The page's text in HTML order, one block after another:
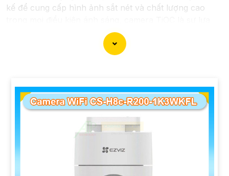
kế để cung cấp hình ảnh sắt nét và chất lượng cao
chọn lý tưởng để bảo vệ ngôi nhà hay doanh nghiệp
Với công nghệ TiOC, camera có khả năng phân biệt rõ
đáng ngờ. Camera TiOC cũng được trang bị cảm biến
hồng ngoại và công nghệ AI để giữ cho hình ảnh luôn
rõ ràng, ngay cả trong điều kiện ánh sáng yếu.
Với khả năng ghi hình sắc nét và độ phân giải cao,
mọi hoạt động xung quanh ngôi nhà hay doanh nghiệp
của mình. Đồng thời, tính năng kết nối mạng thông qua